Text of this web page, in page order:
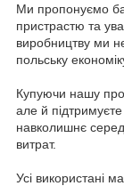
Ми пропонуємо
пристрастю та
виробництву ми
польську
Купуючи нашу
але й
навколишнє
витрат.
Усі використані